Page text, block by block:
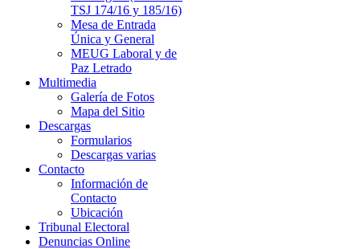
TSJ 174/16 y 185/16)
Mesa de Entrada
Única y General
MEUG Laboral y de
Paz Letrado
Multimedia
Galería de Fotos
Mapa del Sitio
Descargas
Formularios
Descargas varias
Contacto
Información de
Contacto
Ubicación
Tribunal Electoral
Denuncias Online